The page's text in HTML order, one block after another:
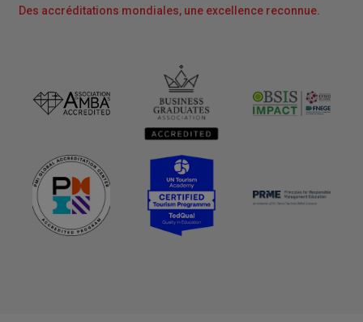
Des accréditations mondiales, une excellence reconnue.